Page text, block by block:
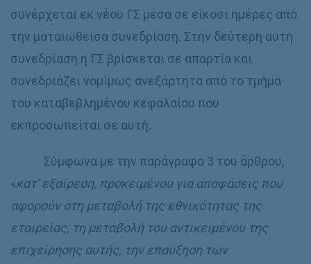
συνέρχεται εκ νέου ΓΣ μέσα σε είκοσι ημέρες από
την ματαιωθείσα συνεδρίαση. Στην δεύτερη αυτή
συνεδρίαση η ΓΣ βρίσκεται σε απαρτία και
συνεδριάζει νομίμως ανεξάρτητα από το τμήμα
του καταβεβλημένου κεφαλαίου που
εκπροσωπείται σε αυτή.
Σύμφωνα με την παράγραφο 3 του άρθρου,
«κατ’ εξαίρεση, προκειμένου για αποφάσεις που
αφορούν στη μεταβολή της εθνικότητας της
εταιρείας, τη μεταβολή του αντικειμένου της
επιχείρησης αυτής, την επαύξηση των